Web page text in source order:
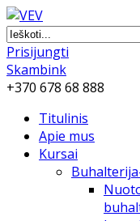
Prisijungti
Skambink
+370 678 68 888
Titulinis
Apie mus
Kursai